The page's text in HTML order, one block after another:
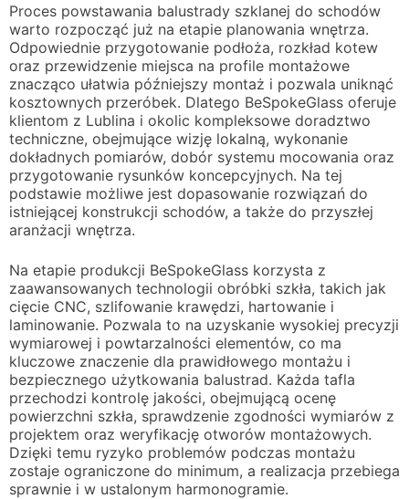
Proces powstawania balustrady szklanej do schodów
warto rozpocząć już na etapie planowania wnętrza.
Odpowiednie przygotowanie podłoża, rozkład kotew
oraz przewidzenie miejsca na profile montażowe
znacząco ułatwia późniejszy montaż i pozwala uniknąć
kosztownych przeróbek. Dlatego BeSpokeGlass oferuje
klientom z Lublina i okolic kompleksowe doradztwo
techniczne, obejmujące wizję lokalną, wykonanie
dokładnych pomiarów, dobór systemu mocowania oraz
przygotowanie rysunków koncepcyjnych. Na tej
podstawie możliwe jest dopasowanie rozwiązań do
istniejącej konstrukcji schodów, a także do przyszłej
aranżacji wnętrza.
Na etapie produkcji BeSpokeGlass korzysta z
zaawansowanych technologii obróbki szkła, takich jak
cięcie CNC, szlifowanie krawędzi, hartowanie i
laminowanie. Pozwala to na uzyskanie wysokiej precyzji
wymiarowej i powtarzalności elementów, co ma
kluczowe znaczenie dla prawidłowego montażu i
bezpiecznego użytkowania balustrad. Każda tafla
przechodzi kontrolę jakości, obejmującą ocenę
powierzchni szkła, sprawdzenie zgodności wymiarów z
projektem oraz weryfikację otworów montażowych.
Dzięki temu ryzyko problemów podczas montażu
zostaje ograniczone do minimum, a realizacja przebiega
sprawnie i w ustalonym harmonogramie.